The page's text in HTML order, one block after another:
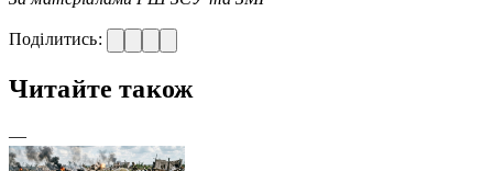
Поділитись:
Читайте також
—